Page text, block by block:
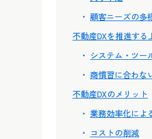
顧客ニーズの多
不動産DXを推進する
システム・ツー
商慣習に合わな
不動産DXのメリット
業務効率化によ
コストの削減